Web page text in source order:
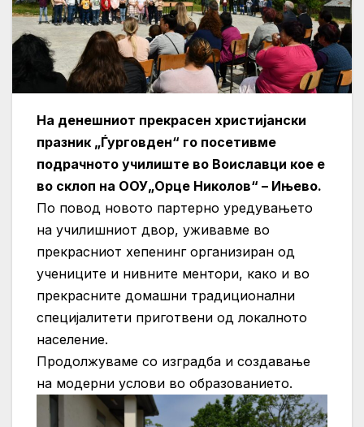
На денешниот прекрасен христијански
празник „Ѓурговден“ го посетивме
подрачното училиште во Воиславци кое е
во склоп на ООУ„Орце Николов“ – Ињево.
По повод новото партерно уредувањето
на училишниот двор, уживавме во
прекрасниот хепенинг организиран од
учениците и нивните ментори, како и во
прекрасните домашни традиционални
специјалитети приготвени од локалното
население.
Продолжуваме со изградба и создавање
на модерни услови во образованието.